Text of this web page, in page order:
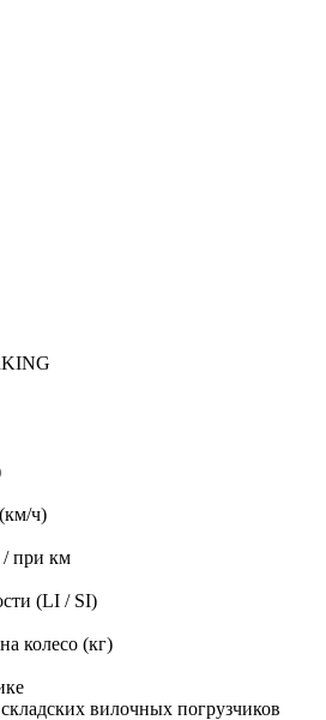
ч)
/ при км
(LI / SI)
колесо (кг)
вилочных погрузчиков